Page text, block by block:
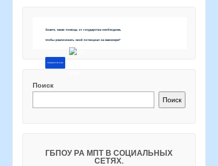
Знаете, какая помощь от государства необходима,
чтобы реализовать свой потенциал на максимум?
Напишите об этом
Поиск
Поиск
ГБПОУ РА МПТ В СОЦИАЛЬНЫХ
СЕТЯХ.